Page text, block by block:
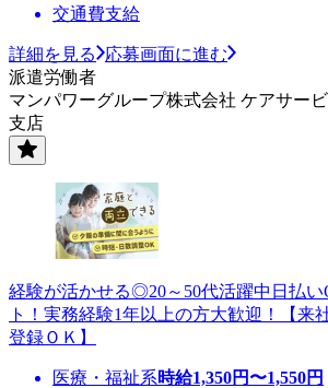
交通費支給
詳細を見る
応募画面に進む
派遣労働者
マンパワーグループ株式会社 ケアサー
支店
経験が活かせる◎20～50代活躍中日払
ト！実務経験1年以上の方大歓迎！【来
登録ＯＫ】
医療・福祉系時給1,350円〜1,550円